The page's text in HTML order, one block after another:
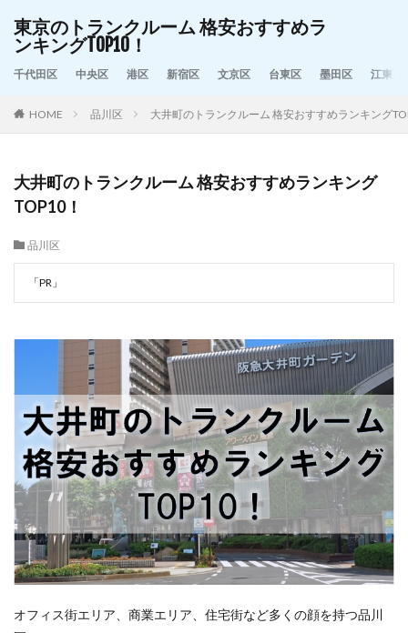
東京のトランクルーム 格安おすすめラ
ンキングTOP10！
千代田区 中央区 港区 新宿区 文京区 台東区 墨田区 江東区
HOME 品川区 大井町のトランクルーム 格安おすすめランキング
大井町のトランクルーム 格安おすすめランキング
TOP10！
品川区
「PR」
オフィス街エリア、商業エリア、住宅街など多くの顔を持つ品川